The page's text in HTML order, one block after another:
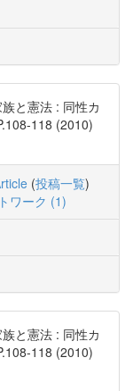
と憲法 : 同性カ
118 (2010)
(投稿一覧)
ワーク (1)
と憲法 : 同性カ
118 (2010)